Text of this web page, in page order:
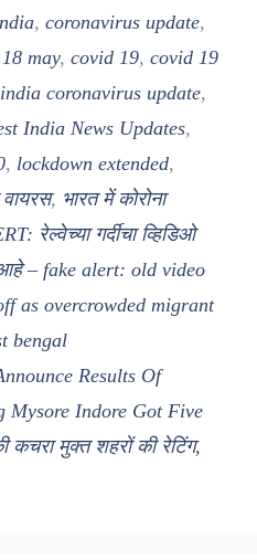
, coronavirus update,
may, covid 19, covid 19
india coronavirus update,
India News Updates,
, lockdown extended,
वायरस, भारत में कोरोना
रेल्वेच्या गर्दीचा व्हिडिओ
आहे – fake alert: old video
as overcrowded migrant
bengal
Results Of
Mysore Indore Got Five
कचरा मुक्त शहरों की रेटिंग,